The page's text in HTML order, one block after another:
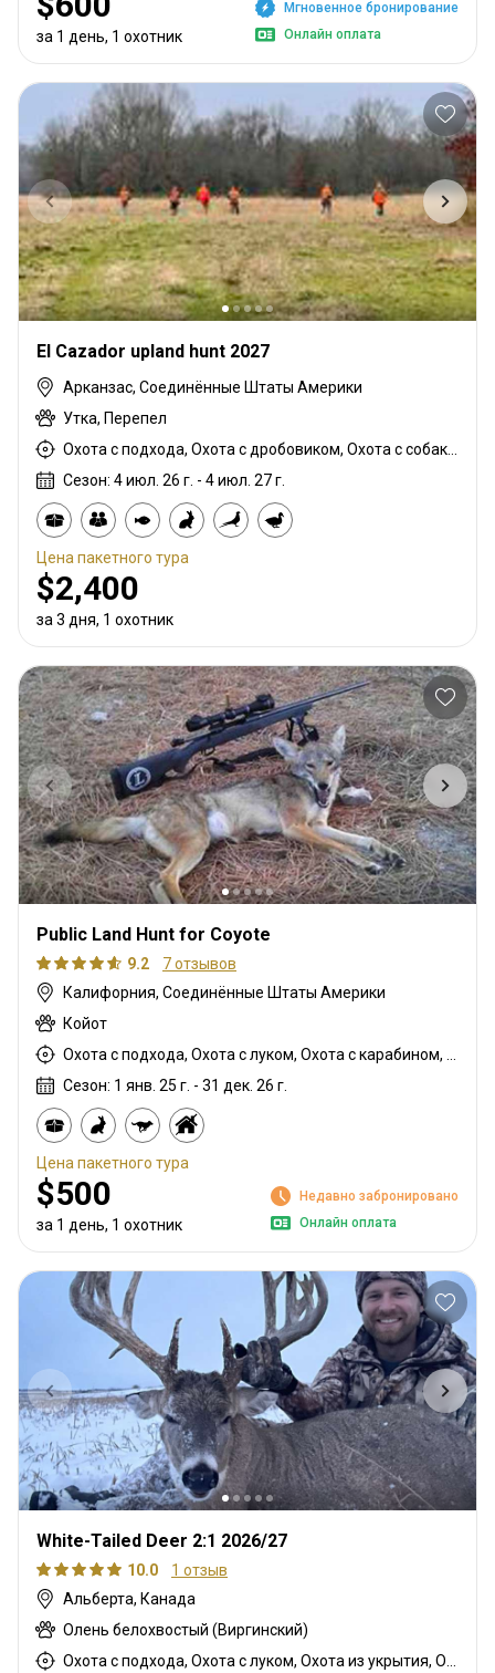
за 1 день, 1 охотник
Мгновенное бронирование
Онлайн оплата
El Cazador upland hunt 2027
Арканзас, Соединённые Штаты Америки
Утка, Перепел
Сезон: 4 июл. 26 г. - 4 июл. 27 г.
Цена пакетного тура
$2,400
за 3 дня, 1 охотник
Public Land Hunt for Coyote
9.2
7 отзывов
Калифорния, Соединённые Штаты Америки
Койот
Охота с подхода, Охота с луком, Охота с карабином, Охота с дробовиком
Сезон: 1 янв. 25 г. - 31 дек. 26 г.
Цена пакетного тура
$500
за 1 день, 1 охотник
Недавно забронировано
Онлайн оплата
White-Tailed Deer 2:1 2026/27
10.0
1 отзыв
Альберта, Канада
Олень белохвостый (Виргинский)